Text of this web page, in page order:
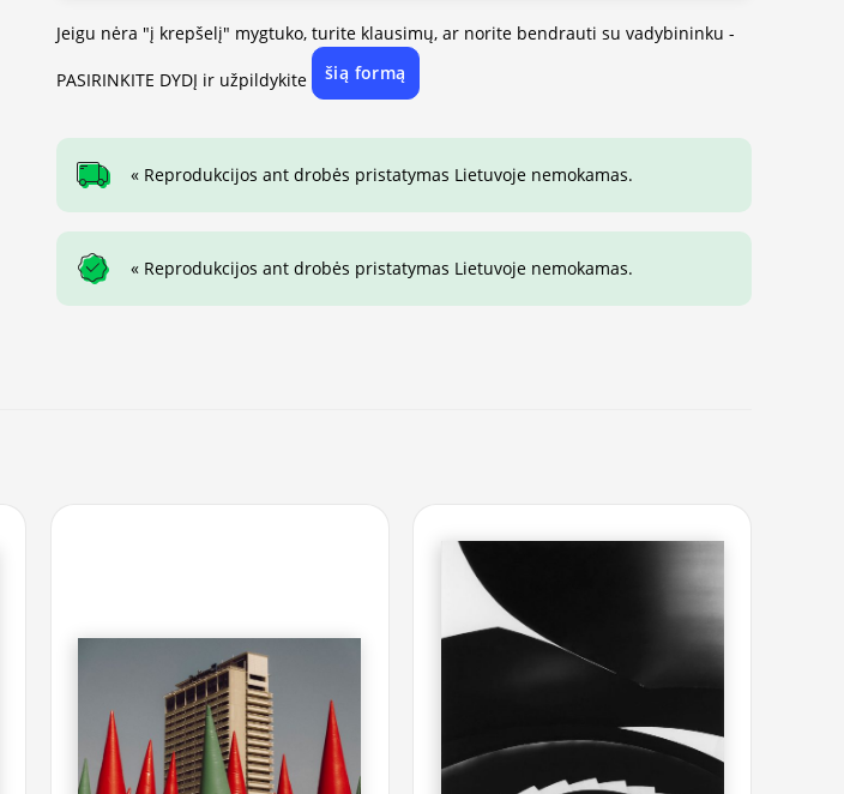
Jeigu nėra "į krepšelį" mygtuko, turite klausimų, ar norite bendrauti su vadybininku -
PASIRINKITE DYDĮ ir užpildykite šią formą
« Reprodukcijos ant drobės pristatymas Lietuvoje nemokamas.
« Reprodukcijos ant drobės pristatymas Lietuvoje nemokamas.